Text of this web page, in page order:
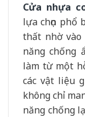
Cửa nhựa
lựa chọn
thất nhờ
năng chống
làm từ một
các vật liệu
không chỉ
năng chống